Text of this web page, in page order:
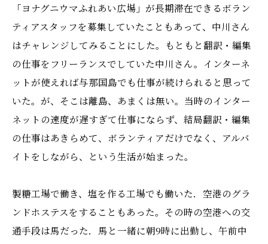
「ヨナグニウマふれあい広場」が長期滞在できるボラン
ティアスタッフを募集していたこともあって、中川さん
はチャレンジしてみることにした。もともと翻訳・編集
の仕事をフリーランスでしていた中川さん。インターネ
ットが使えれば与那国島でも仕事が続けられると思って
いた。が、そこは離島、あまくは無い。当時のインター
ネットの速度が遅すぎて仕事にならず、結局翻訳・編集
の仕事はあきらめて、ボランティアだけでなく、アルバ
イトをしながら、という生活が始まった。
製糖工場で働き、塩を作る工場でも働いた．空港のグラ
ンドホステスをすることもあった。その時の空港への交
通手段は馬だった．馬と一緒に朝9時に出勤し、午前中